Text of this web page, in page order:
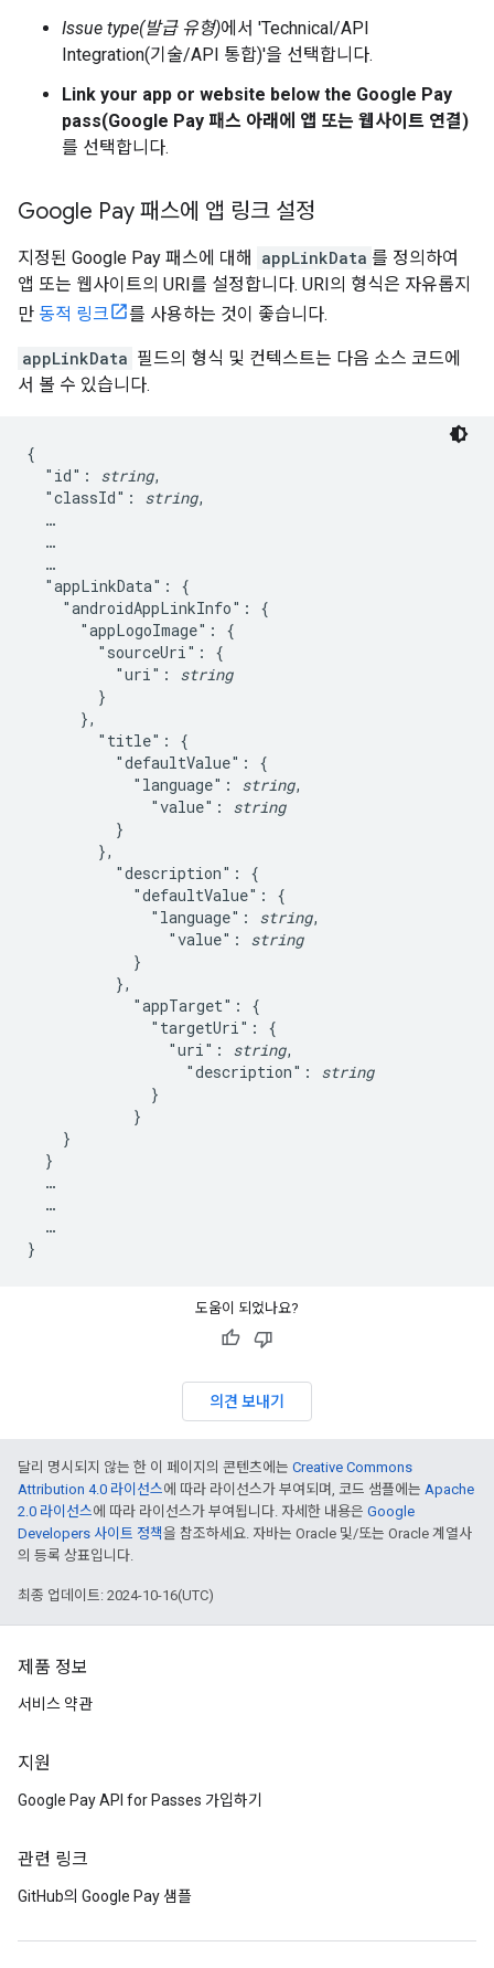
Issue type(발급 유형)에서 'Technical/API
Integration(기술/API 통합)'을 선택합니다.
Link your app or website below the Google Pay
pass(Google Pay 패스 아래에 앱 또는 웹사이트 연결)
를 선택합니다.
Google Pay 패스에 앱 링크 설정
지정된 Google Pay 패스에 대해 appLinkData 를 정의하여
앱 또는 웹사이트의 URI를 설정합니다. URI의 형식은 자유롭지
만 동적 링크 를 사용하는 것이 좋습니다.
appLinkData 필드의 형식 및 컨텍스트는 다음 소스 코드에
서 볼 수 있습니다.
{
  "id":
string,
  "classId":
string,
  …
  …
  …
  "appLinkData": {
    "androidAppLinkInfo": {
      "appLogoImage": {
        "sourceUri": {
          "uri":
string
        }
      },
        "title": {
          "defaultValue": {
            "language":
string,
              "value":
string
          }
        },
          "description": {
            "defaultValue": {
              "language":
string,
                "value":
string
            }
          },
            "appTarget": {
              "targetUri": {
                "uri":
string,
                  "description":
string
              }
            }
    }
  }
  …
  …
  …
도움이 되었나요?
의견 보내기
달리 명시되지 않는 한 이 페이지의 콘텐츠에는 Creative Commons
Attribution 4.0 라이선스에 따라 라이선스가 부여되며, 코드 샘플에는 Apache
2.0 라이선스에 따라 라이선스가 부여됩니다. 자세한 내용은 Google
Developers 사이트 정책을 참조하세요. 자바는 Oracle 및/또는 Oracle 계열사
의 등록 상표입니다.
최종 업데이트: 2024-10-16(UTC)
제품 정보
서비스 약관
지원
Google Pay API for Passes 가입하기
관련 링크
GitHub의 Google Pay 샘플